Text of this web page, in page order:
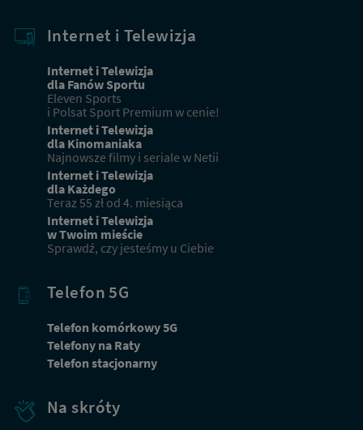
Internet i Telewizja
Internet i Telewizja
dla Fanów Sportu
Eleven Sports
i Polsat Sport Premium w cenie!
Internet i Telewizja
dla Kinomaniaka
Najnowsze filmy i seriale w Netii
Internet i Telewizja
dla Każdego
Teraz 55 zł od 4. miesiąca
Internet i Telewizja
w Twoim mieście
Sprawdź, czy jesteśmy u Ciebie
Telefon 5G
Telefon komórkowy 5G
Telefony na Raty
Telefon stacjonarny
Na skróty